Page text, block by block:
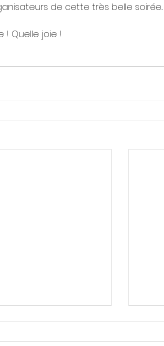
de cette très belle soirée...
! Quelle joie !